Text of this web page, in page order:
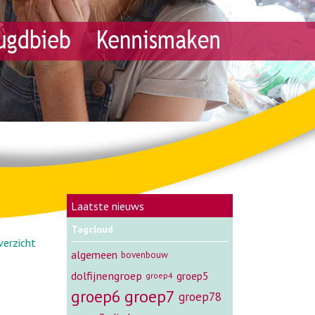
Laatste nieuws
Tagcloud
algemeen bovenbouw
dolfijnengroep groep4 groep5
groep6 groep7 groep78